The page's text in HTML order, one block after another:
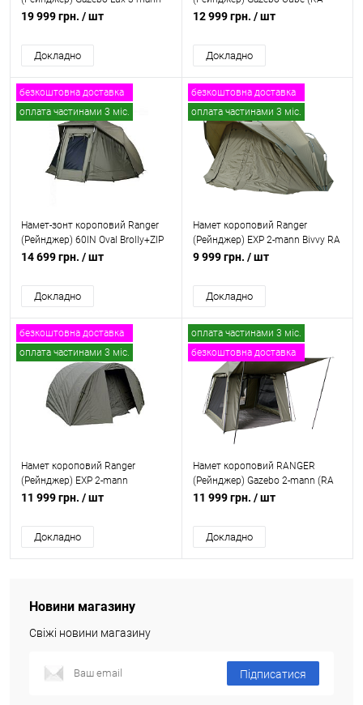
(RA 6665)
19 999 грн. / шт
Докладно
6666)
12 999 грн. / шт
Докладно
безкоштовна доставка
оплата частинами 3 міс.
Намет-зонт короповий Ranger
(Рейнджер) 60IN Oval Brolly+ZIP
Panel, RA 6607
14 699 грн. / шт
Докладно
безкоштовна доставка
оплата частинами 3 міс.
Намет короповий Ranger
(Рейнджер) EXP 2-mann Bivvy RA
6617
9 999 грн. / шт
Докладно
безкоштовна доставка
оплата частинами 3 міс.
Намет короповий Ranger
(Рейнджер) EXP 2-mann
Bivvy+зимове покриття, RA
11 999 грн. / шт
Докладно
оплата частинами 3 міс.
безкоштовна доставка
Новинка
Намет короповий RANGER
(Рейнджер) Gazebo 2-mann (RA
6663)
11 999 грн. / шт
Докладно
Новини магазину
Свіжі новини магазину
Підписатися